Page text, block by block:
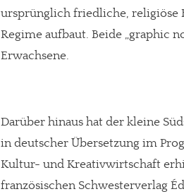
Dir gefällt
ursprünglich friedliche, religiöse
Regime aufbaut. Beide „graphic
Erwachsene.
Darüber hinaus hat der kleine
in deutscher Übersetzung im
Kultur- und Kreativwirtschaft
französischen Schwesterverlag